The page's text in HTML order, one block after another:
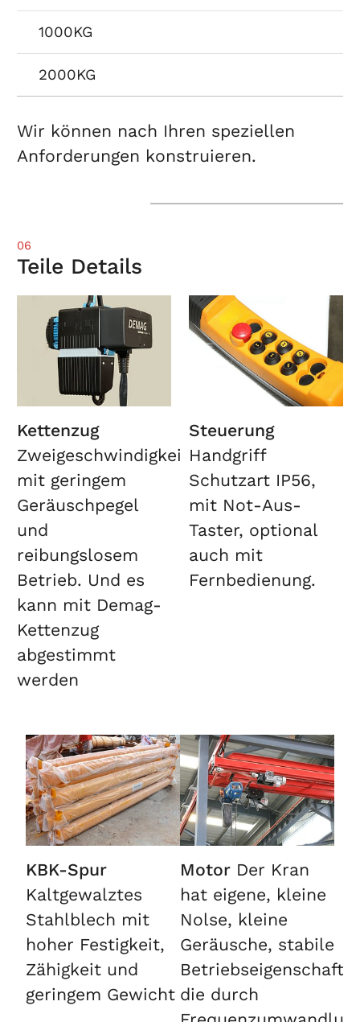
1000KG
2000KG
Wir können nach Ihren speziellen
Anforderungen konstruieren.
06
Teile Details
Kettenzug
Zweigeschwindigkeitshubwerk
mit geringem
Geräuschpegel
und
reibungslosem
Betrieb. Und es
kann mit Demag-
Kettenzug
abgestimmt
werden
Steuerung
Handgriff
Schutzart IP56,
mit Not-Aus-
Taster, optional
auch mit
Fernbedienung.
KBK-Spur
Kaltgewalztes
Stahlblech mit
hoher Festigkeit,
Zähigkeit und
geringem Gewicht
Motor Der Kran
hat eigene, kleine
Nolse, kleine
Geräusche, stabile
die durch